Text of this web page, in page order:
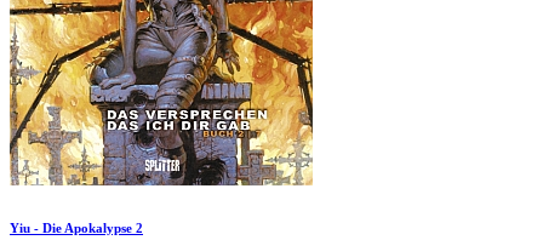
Yiu - Die Apokalypse 2